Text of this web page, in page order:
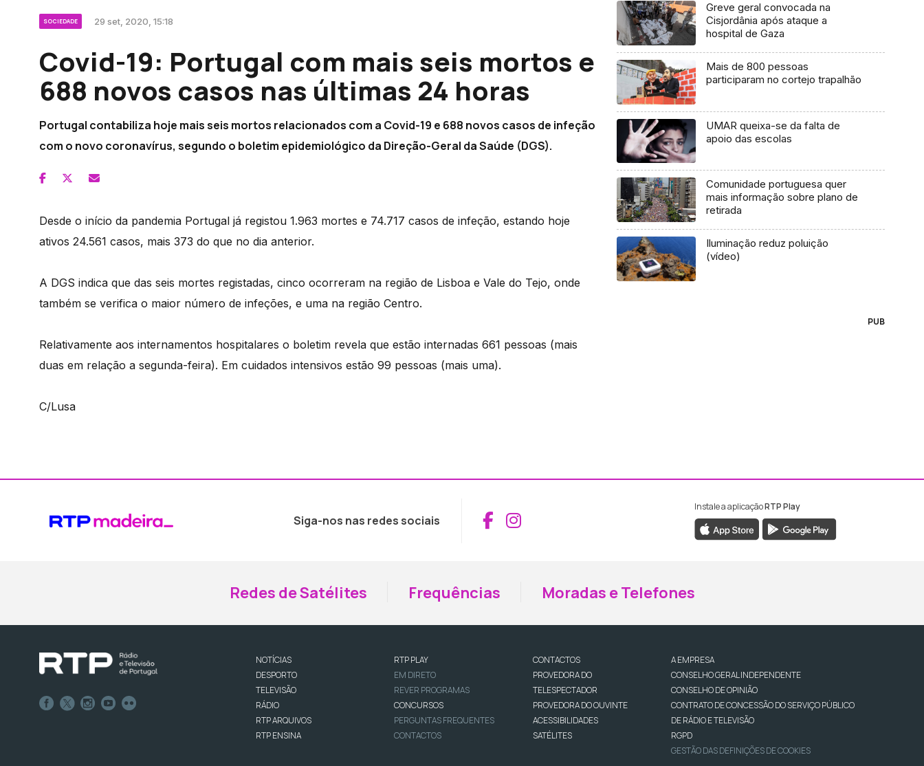
SOCIEDADE 29 set, 2020, 15:18
Covid-19: Portugal com mais seis mortos e
688 novos casos nas últimas 24 horas
Portugal contabiliza hoje mais seis mortos relacionados com a Covid-19 e 688 novos casos de infeção
com o novo coronavírus, segundo o boletim epidemiológico da Direção-Geral da Saúde (DGS).
Desde o início da pandemia Portugal já registou 1.963 mortes e 74.717 casos de infeção, estando hoje
ativos 24.561 casos, mais 373 do que no dia anterior.
A DGS indica que das seis mortes registadas, cinco ocorreram na região de Lisboa e Vale do Tejo, onde
também se verifica o maior número de infeções, e uma na região Centro.
Relativamente aos internamentos hospitalares o boletim revela que estão internadas 661 pessoas (mais
duas em relação a segunda-feira). Em cuidados intensivos estão 99 pessoas (mais uma).
C/Lusa
Greve geral convocada na
Cisjordânia após ataque a
hospital de Gaza
Mais de 800 pessoas
participaram no cortejo trapalhão
UMAR queixa-se da falta de
apoio das escolas
Comunidade portuguesa quer
mais informação sobre plano de
retirada
Iluminação reduz poluição
(vídeo)
PUB
Siga-nos nas redes sociais Aceder ao Facebook da RTP Madeira
Aceder ao Instagram da RTP Madeira
Instale a aplicaçãoRTP Play
Redes de Satélites Frequências Moradas e Telefones
NOTÍCIAS
DESPORTO
TELEVISÃO
RÁDIO
RTP ARQUIVOS
RTP ENSINA
RTP PLAY
EM DIRETO
REVER PROGRAMAS
CONCURSOS
PERGUNTAS FREQUENTES
CONTACTOS
CONTACTOS
PROVEDORA DO
TELESPECTADOR
PROVEDORA DO OUVINTE
ACESSIBILIDADES
SATÉLITES
A EMPRESA
CONSELHO GERAL INDEPENDENTE
CONSELHO DE OPINIÃO
CONTRATO DE CONCESSÃO DO SERVIÇO PÚBLICO
DE RÁDIO E TELEVISÃO
RGPD
GESTÃO DAS DEFINIÇÕES DE COOKIES